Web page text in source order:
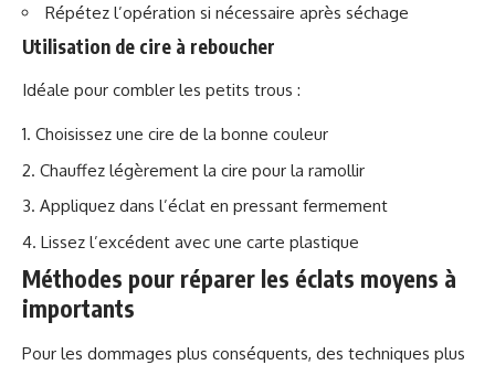
Répétez l’opération si nécessaire après séchage
Utilisation de cire à reboucher
Idéale pour combler les petits trous :
Choisissez une cire de la bonne couleur
Chauffez légèrement la cire pour la ramollir
Appliquez dans l’éclat en pressant fermement
Lissez l’excédent avec une carte plastique
Méthodes pour réparer les éclats moyens à
importants
Pour les dommages plus conséquents, des techniques plus